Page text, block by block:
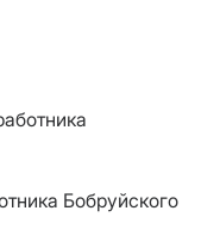
Бобруйского